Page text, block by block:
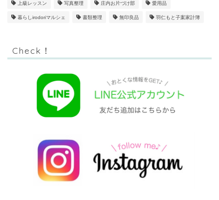
上級レッスン 写真整理 庄内お片づけ部 愛用品
暮らしirodoriマルシェ 書類整理 無印良品 羽仁もと子案家計簿
Check！